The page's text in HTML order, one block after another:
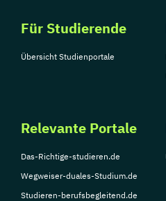
Für Studierende
Übersicht Studienportale
Relevante Portale
Das-Richtige-studieren.de
Wegweiser-duales-Studium.de
Studieren-berufsbegleitend.de